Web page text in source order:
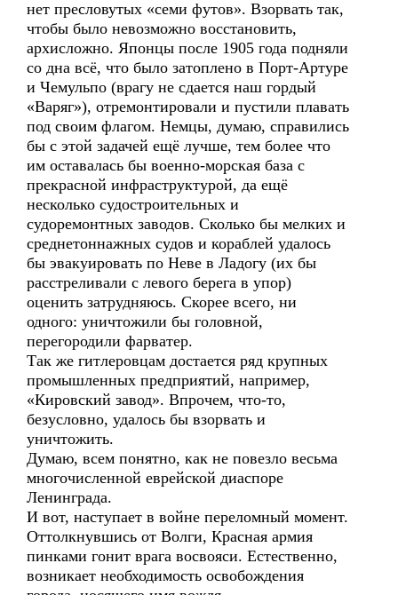
нет пресловутых «семи футов». Взорвать так,
чтобы было невозможно восстановить,
архисложно. Японцы после 1905 года подняли
со дна всё, что было затоплено в Порт-Артуре
и Чемульпо (врагу не сдается наш гордый
«Варяг»), отремонтировали и пустили плавать
под своим флагом. Немцы, думаю, справились
бы с этой задачей ещё лучше, тем более что
им оставалась бы военно-морская база с
прекрасной инфраструктурой, да ещё
несколько судостроительных и
судоремонтных заводов. Сколько бы мелких и
среднетоннажных судов и кораблей удалось
бы эвакуировать по Неве в Ладогу (их бы
расстреливали с левого берега в упор)
оценить затрудняюсь. Скорее всего, ни
одного: уничтожили бы головной,
перегородили фарватер.
Так же гитлеровцам достается ряд крупных
промышленных предприятий, например,
«Кировский завод». Впрочем, что-то,
безусловно, удалось бы взорвать и
уничтожить.
Думаю, всем понятно, как не повезло весьма
многочисленной еврейской диаспоре
Ленинграда.
И вот, наступает в войне переломный момент.
Оттолкнувшись от Волги, Красная армия
пинками гонит врага восвояси. Естественно,
возникает необходимость освобождения